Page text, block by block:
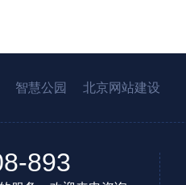
智慧公园 北京网站建设
893